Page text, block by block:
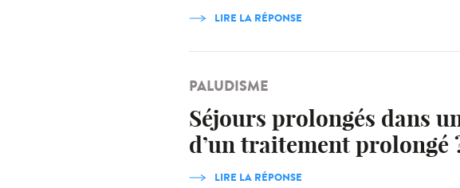
LIRE LA RÉPONSE
PALUDISME
Séjours prolongés dans
d’un traitement prolongé
LIRE LA RÉPONSE